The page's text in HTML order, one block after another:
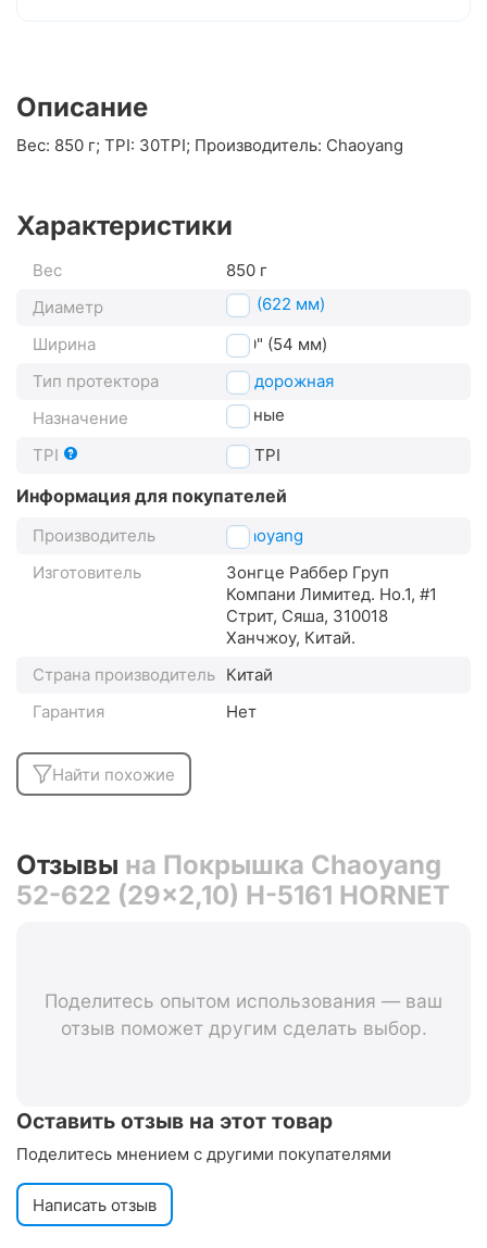
Описание
Вес: 850 г; TPI: 30TPI; Производитель: Chaoyang
Характеристики
Вес
850 г
Диаметр
29" (622 мм)
Ширина
2.10" (54 мм)
Тип протектора
внедорожная
Назначение
горные
TPI
30 TPI
Информация для покупателей
Производитель
Chaoyang
Изготовитель
Зонгце Раббер Груп
Компани Лимитед. Но.1, #1
Стрит, Сяша, 310018
Ханчжоу, Китай.
Страна производитель Китай
Гарантия
Нет
Найти похожие
Отзывы на Покрышка Chaoyang
52-622 (29x2,10) H-5161 HORNET
Поделитесь опытом использования — ваш
отзыв поможет другим сделать выбор.
Оставить отзыв на этот товар
Поделитесь мнением с другими покупателями
Написать отзыв